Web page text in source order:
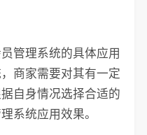
理系统的具体应用
商家需要对其有一定
自身情况选择合适的
系统应用效果。